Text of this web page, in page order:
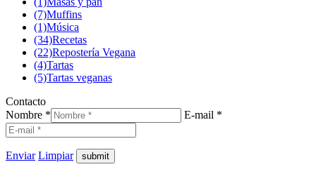
(7)Muffins
(1)Música
(34)Recetas
(22)Repostería Vegana
(4)Tartas
(5)Tartas veganas
Contacto
Nombre *
E-mail *
Enviar Limpiar